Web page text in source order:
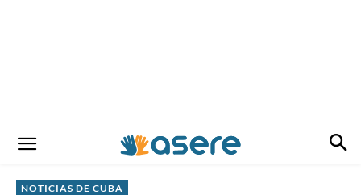
NOTICIAS DE CUBA